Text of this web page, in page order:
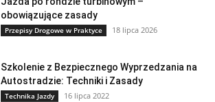
obowiązujące zasady
Przepisy Drogowe w Praktyce 18 lipca 2026
Szkolenie z Bezpiecznego Wyprzedzania na
Autostradzie: Techniki i Zasady
Technika Jazdy 16 lipca 2022